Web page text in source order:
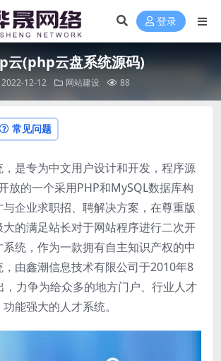
登录
云(php云盘系统源码)
2022-12-12 网站建设 88
常见问题
，是专为中文用户设计和开发，程序源
放的一个采用PHP和MySQL数据库构
企业求职招、聘解决方案，在尊重版
的满足站长对于网站程序进行二次开
统，作为一款拥有自主知识产权的中
由鑫潮信息技术有限公司于2010年8
，力争为给众多的地方门户、行业人才
能强大的人才系统。